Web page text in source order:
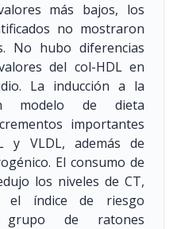
más bajos, los
no mostraron
No hubo diferencias
del col-HDL en
La inducción a la
modelo de dieta
importantes
y VLDL, además de
El consumo de
los niveles de CT,
el índice de riesgo
de ratones